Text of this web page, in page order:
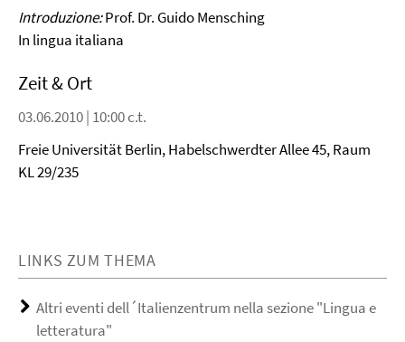
Video
Introduzione:Prof. Dr. Guido Mensching
In lingua italiana
Zeit & Ort
03.06.2010 | 10:00 c.t.
Freie Universität Berlin, Habelschwerdter Allee 45, Raum
KL 29/235
LINKS ZUM THEMA
Altri eventi dell´Italienzentrum nella sezione "Lingua e
letteratura"